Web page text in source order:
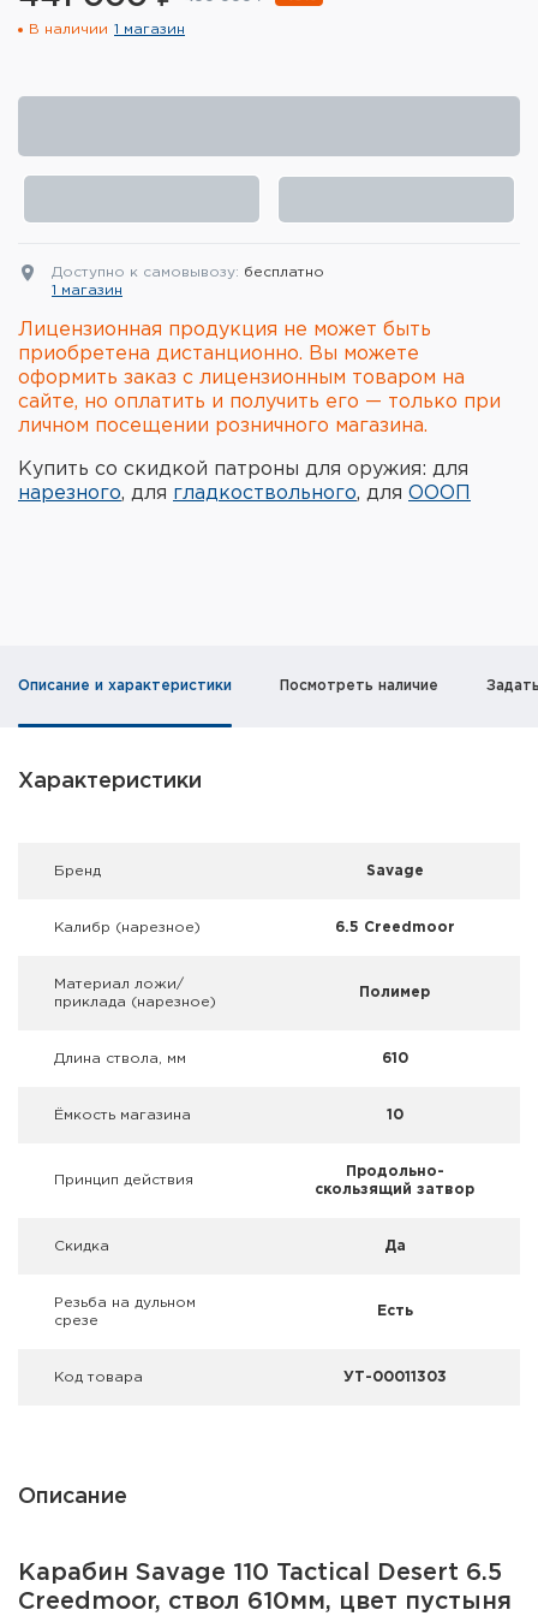
Элементы питания и зарядные
Туристическое снаряжение
Инструменты
Опоры и станки для оружия
Термосы, термосумки, бутылки
Мишени
Дартс
Аксессуары
Комплекты
В наличии 1 магазин
Доступно к самовывозу: бесплатно
1 магазин
Лицензионная продукция не может быть
приобретена дистанционно. Вы можете
оформить заказ с лицензионным товаром на
сайте, но оплатить и получить его — только при
личном посещении розничного магазина.
Купить со скидкой патроны для оружия: для
нарезного, для гладкоствольного, для ОООП
Описание и характеристики Посмотреть наличие
Характеристики
Брeнд Savage
Калибр (нарезное) 6.5 Creedmoor
Материал ложи/
приклада (нарезное)
Полимер
Длина ствола, мм 610
Ёмкость магазина 10
Принцип действия
Продольно-
скользящий затвор
Скидка Да
Резьба на дульном
срезе
Есть
Код товара УТ-00011303
Описание
Карабин Savage 110 Tactical Desert 6.5
Creedmoor, ствол 610мм, цвет пустыня